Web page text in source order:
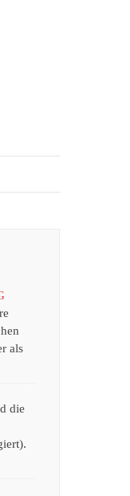
als
die